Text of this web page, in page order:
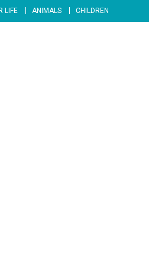
LIFE ANIMALS CHILDREN